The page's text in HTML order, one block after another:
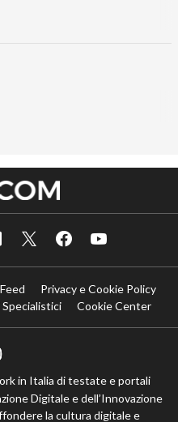
Privacy e Cookie Policy
Cookie Center
in Italia di testate e portali
Digitale e dell’Innovazione
la cultura digitale e